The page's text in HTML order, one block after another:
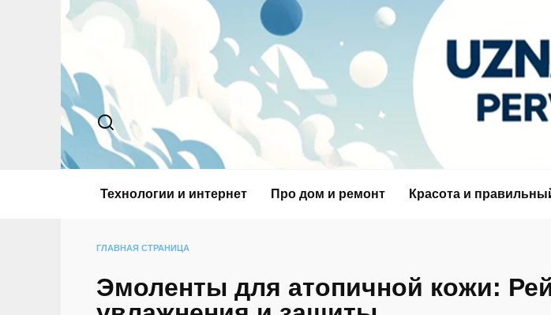
Технологии и интернет Про дом и ремонт Красота и
ГЛАВНАЯ СТРАНИЦА
Эмоленты для атопичной кожи: